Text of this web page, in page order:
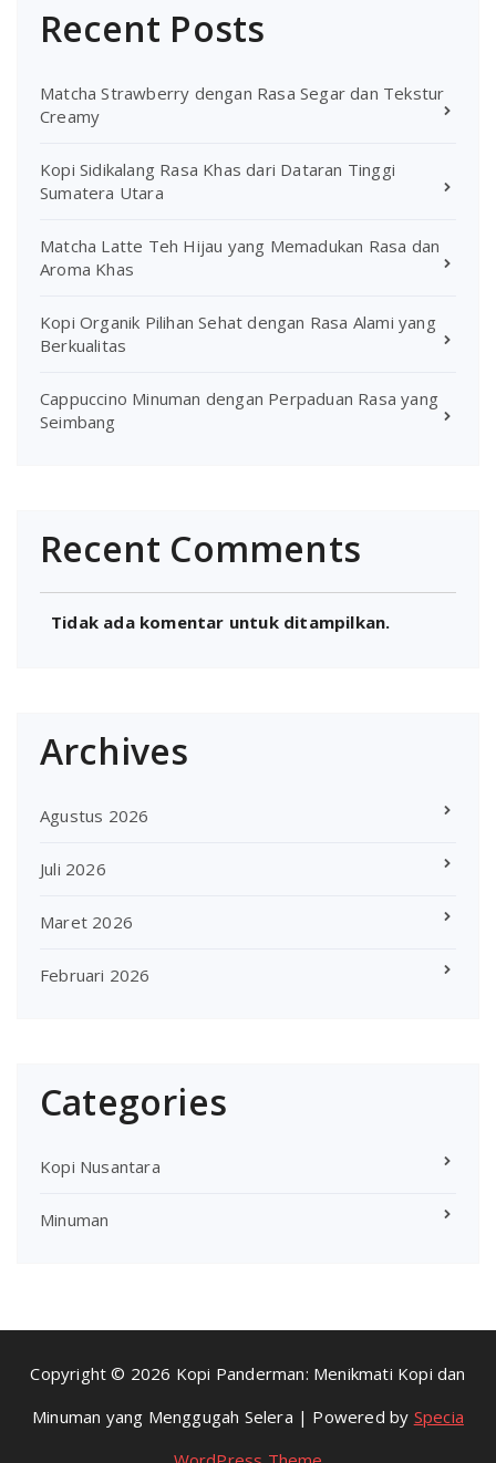
Recent Posts
Matcha Strawberry dengan Rasa Segar dan Tekstur
Creamy
Kopi Sidikalang Rasa Khas dari Dataran Tinggi
Sumatera Utara
Matcha Latte Teh Hijau yang Memadukan Rasa dan
Aroma Khas
Kopi Organik Pilihan Sehat dengan Rasa Alami yang
Berkualitas
Cappuccino Minuman dengan Perpaduan Rasa yang
Seimbang
Recent Comments
Tidak ada komentar untuk ditampilkan.
Archives
Agustus 2026
Juli 2026
Maret 2026
Februari 2026
Categories
Kopi Nusantara
Minuman
Copyright © 2026 Kopi Panderman: Menikmati Kopi dan
Minuman yang Menggugah Selera | Powered by Specia